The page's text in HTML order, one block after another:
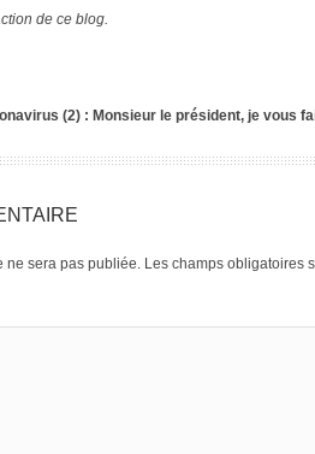
de ce blog.
(2) : Monsieur le président, je vous
ne sera pas publiée. Les champs obligatoires